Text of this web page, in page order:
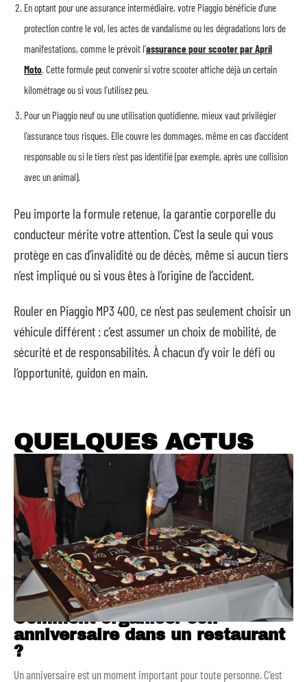
En optant pour une assurance intermédiaire, votre Piaggio bénéficie d’une
protection contre le vol, les actes de vandalisme ou les dégradations lors de
manifestations, comme le prévoit l’assurance pour scooter par April
Moto . Cette formule peut convenir si votre scooter affiche déjà un certain
kilométrage ou si vous l’utilisez peu.
Pour un Piaggio neuf ou une utilisation quotidienne, mieux vaut privilégier
l’assurance tous risques. Elle couvre les dommages, même en cas d’accident
responsable ou si le tiers n’est pas identifié (par exemple, après une collision
avec un animal).
Peu importe la formule retenue, la garantie corporelle du
conducteur mérite votre attention. C’est la seule qui vous
protège en cas d’invalidité ou de décès, même si aucun tiers
n’est impliqué ou si vous êtes à l’origine de l’accident.
Rouler en Piaggio MP3 400, ce n’est pas seulement choisir un
véhicule différent : c’est assumer un choix de mobilité, de
sécurité et de responsabilités. À chacun d’y voir le défi ou
l’opportunité, guidon en main.
QUELQUES ACTUS
Comment organiser son
anniversaire dans un restaurant
?
Un anniversaire est un moment important pour toute personne. C’est